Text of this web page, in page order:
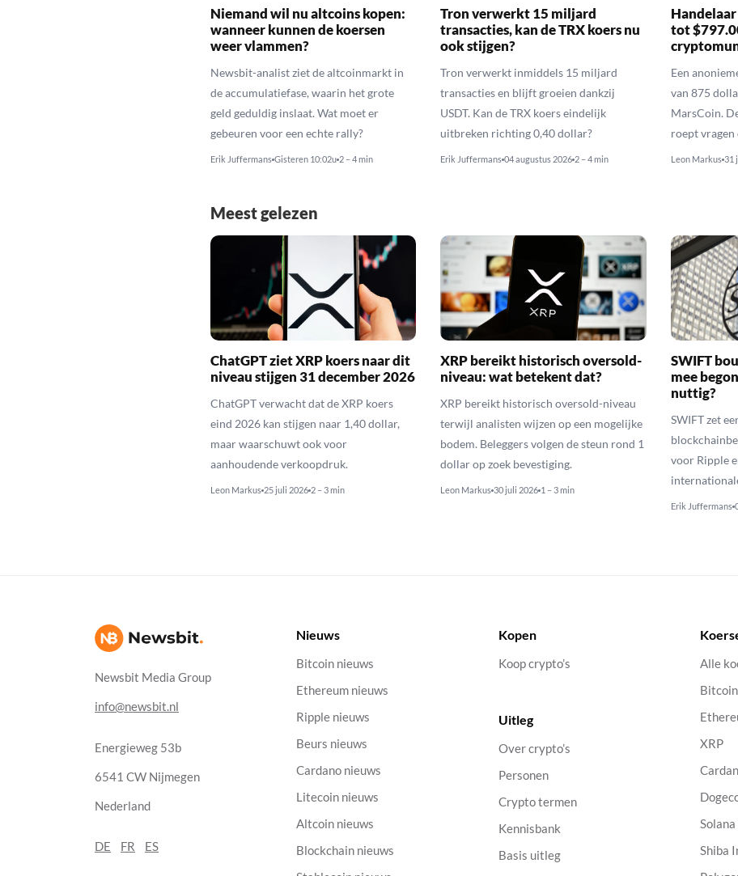
Niemand wil nu altcoins kopen:
wanneer kunnen de koersen
weer vlammen?
Newsbit-analist ziet de altcoinmarkt in
de accumulatiefase, waarin het grote
geld geduldig inslaat. Wat moet er
gebeuren voor een echte rally?
Erik Juffermans Gisteren 10:02u 2 – 4 min
Tron verwerkt 15 miljard
transacties, kan de TRX koers nu
ook stijgen?
Tron verwerkt inmiddels 15 miljard
transacties en blijft groeien dankzij
USDT. Kan de TRX koers eindelijk
uitbreken richting 0,40 dollar?
Erik Juffermans 04 augustus 2026 2 – 4 min
tot
Een
van 875
MarsCoin.
roept vragen
Leon Markus 31
Meest gelezen
ChatGPT ziet XRP koers naar dit
niveau stijgen 31 december 2026
ChatGPT verwacht dat de XRP koers
eind 2026 kan stijgen naar 1,40 dollar,
maar waarschuwt ook voor
aanhoudende verkoopdruk.
Leon Markus 25 juli 2026 2 – 3 min
XRP bereikt historisch oversold-
niveau: wat betekent dat?
XRP bereikt historisch oversold-niveau
terwijl analisten wijzen op een mogelijke
bodem. Beleggers volgen de steun rond 1
dollar op zoek bevestiging.
Leon Markus 30 juli 2026 1 – 3 min
SWIFT
mee
nuttig?
SWIFT zet
voor Ripple
Erik Juffermans
Newsbit Media Group
info@newsbit.nl
Energieweg 53b
6541 CW Nijmegen
Nederland
DE FR ES
Nieuws
Bitcoin nieuws
Ethereum nieuws
Ripple nieuws
Beurs nieuws
Cardano nieuws
Litecoin nieuws
Altcoin nieuws
Blockchain nieuws
Kopen
Koop crypto’s
Uitleg
Over crypto’s
Personen
Crypto termen
Kennisbank
Basis uitleg
Alle
Bitcoin
XRP
Solana
Shiba